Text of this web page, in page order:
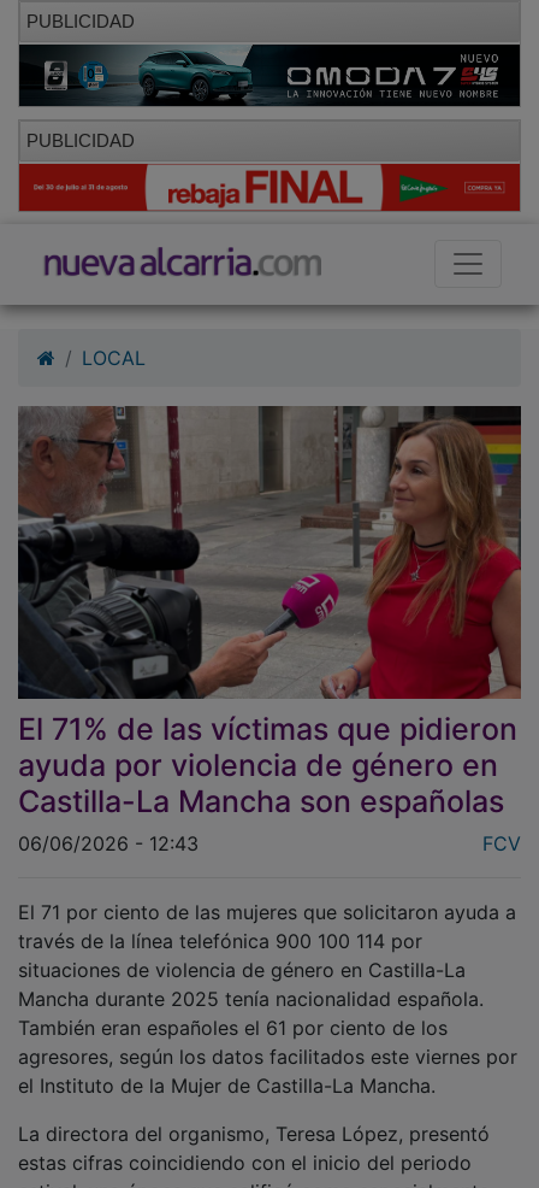
PUBLICIDAD
PUBLICIDAD
El 71% de las víctimas que pidieron
ayuda por violencia de género en
Castilla-La Mancha son españolas
través de la línea telefónica 900 100 114 por
situaciones de violencia de género en Castilla-La
Mancha durante 2025 tenía nacionalidad española.
También eran españoles el 61 por ciento de los
agresores, según los datos facilitados este viernes por
el Instituto de la Mujer de Castilla-La Mancha.
estas cifras coincidiendo con el inicio del periodo
estival, una época que calificó como especialmente